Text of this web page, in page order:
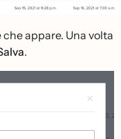
appare. Una volta
.